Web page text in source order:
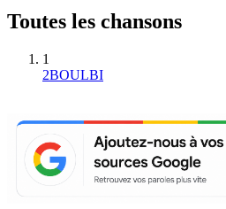
Toutes les chansons
1
2BOULBI